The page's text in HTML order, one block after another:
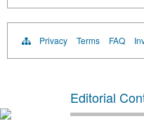
Privacy Terms FAQ
Editorial